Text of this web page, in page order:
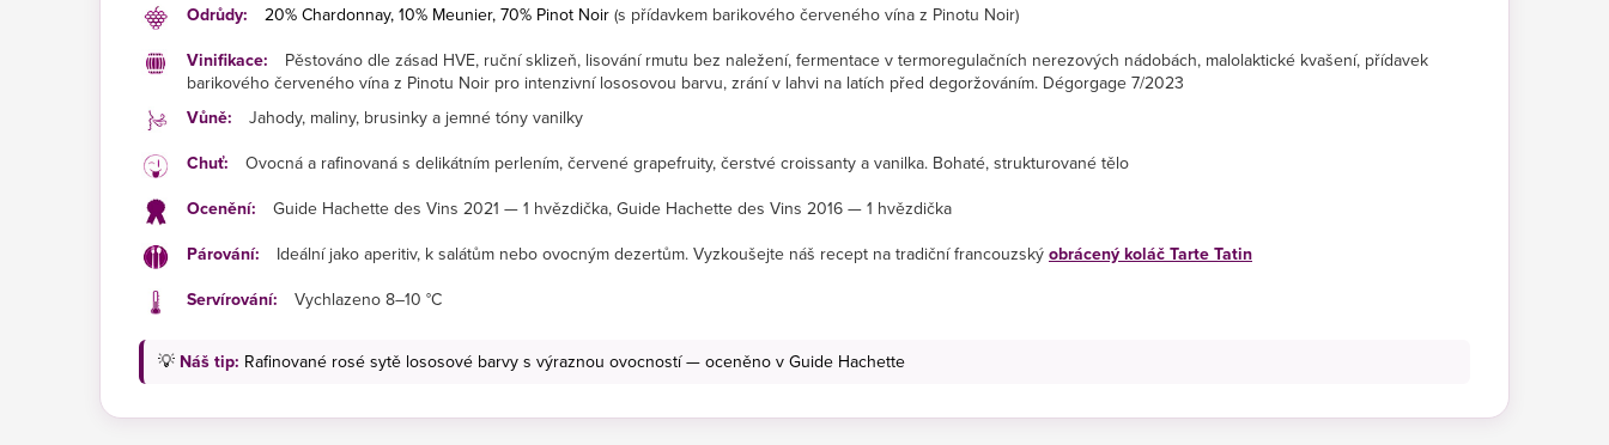
Odrůdy:
20% Chardonnay, 10% Meunier, 70% Pinot Noir (s přídavkem barikového červeného vína z Pinotu Noir)
Vinifikace:
Pěstováno dle zásad HVE, ruční sklizeň, lisování rmutu bez naležení, fermentace v termoregulačních nerezových nádobách, malolaktické kvašení, přídavek
barikového červeného vína z Pinotu Noir pro intenzivní lososovou barvu, zrání v lahvi na latích před degoržováním. Dégorgage 7/2023
Vůně:
Jahody, maliny, brusinky a jemné tóny vanilky
Chuť:
Ovocná a rafinovaná s delikátním perlením, červené grapefruity, čerstvé croissanty a vanilka. Bohaté, strukturované tělo
Ocenění:
Guide Hachette des Vins 2021 — 1 hvězdička, Guide Hachette des Vins 2016 — 1 hvězdička
Párování:
Ideální jako aperitiv, k salátům nebo ovocným dezertům. Vyzkoušejte náš recept na tradiční francouzský obrácený koláč Tarte Tatin
Servírování:
Vychlazeno 8–10 °C
💡 Náš tip: Rafinované rosé sytě lososové barvy s výraznou ovocností — oceněno v Guide Hachette